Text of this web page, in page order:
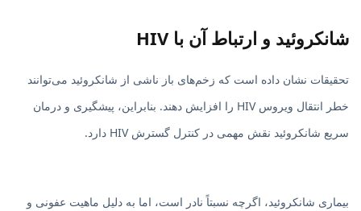
شانکروئید و ارتباط آن با HIV
تحقیقات نشان داده است که زخم‌های باز ناشی از شانکروئید می‌توانند
خطر انتقال ویروس HIV را افزایش دهند. بنابراین، پیشگیری و درمان
سریع شانکروئید نقش مهمی در کنترل گسترش HIV دارد.
بیماری شانکروئید، اگرچه نسبتاً نادر است، اما به دلیل ماهیت عفونی و